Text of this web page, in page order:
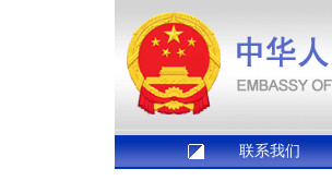
联系我们